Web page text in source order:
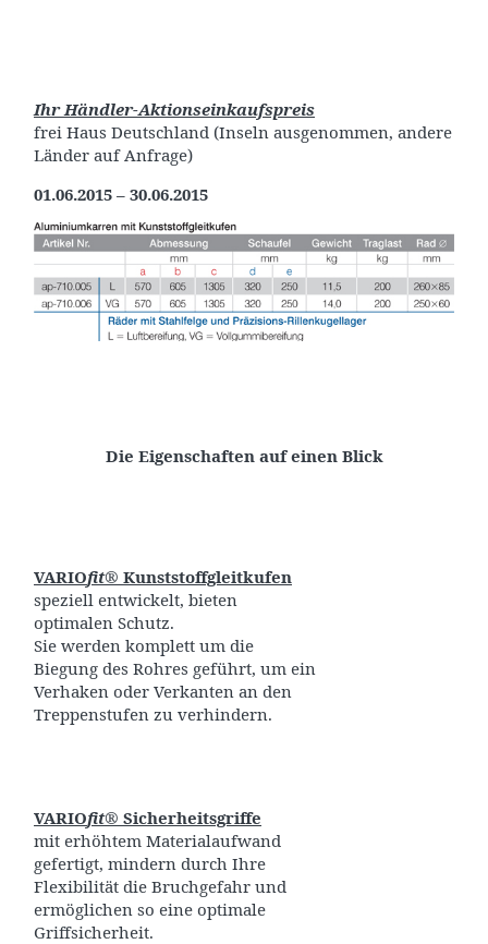
Ihr Händler-Aktionseinkaufspreis
frei Haus Deutschland (Inseln ausgenommen, andere
Länder auf Anfrage)
01.06.2015 – 30.06.2015
Die Eigenschaften auf einen Blick
VARIOfit® Kunststoffgleitkufen
speziell entwickelt, bieten
optimalen Schutz.
Sie werden komplett um die
Biegung des Rohres geführt, um ein
Verhaken oder Verkanten an den
Treppenstufen zu verhindern.
VARIOfit® Sicherheitsgriffe
mit erhöhtem Materialaufwand
gefertigt, mindern durch Ihre
Flexibilität die Bruchgefahr und
ermöglichen so eine optimale
Griffsicherheit.